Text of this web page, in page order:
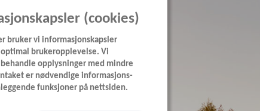
(cookies)
bruker vi informasjonskapsler
brukeropplevelse. Vi
opplysninger med mindre
er nødvendige informasjons-
funksjoner på nettsiden.